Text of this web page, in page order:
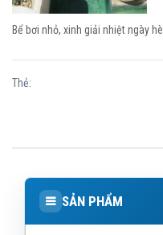
Bể bơi nhỏ, xinh giải nhiệt ngày hè.
Thẻ:
SẢN PHẨM